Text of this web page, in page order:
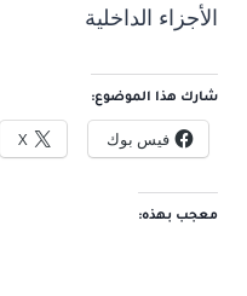
الأجزاء الداخلية
شارك هذا الموضوع:
فيس بوك X
معجب بهذه: